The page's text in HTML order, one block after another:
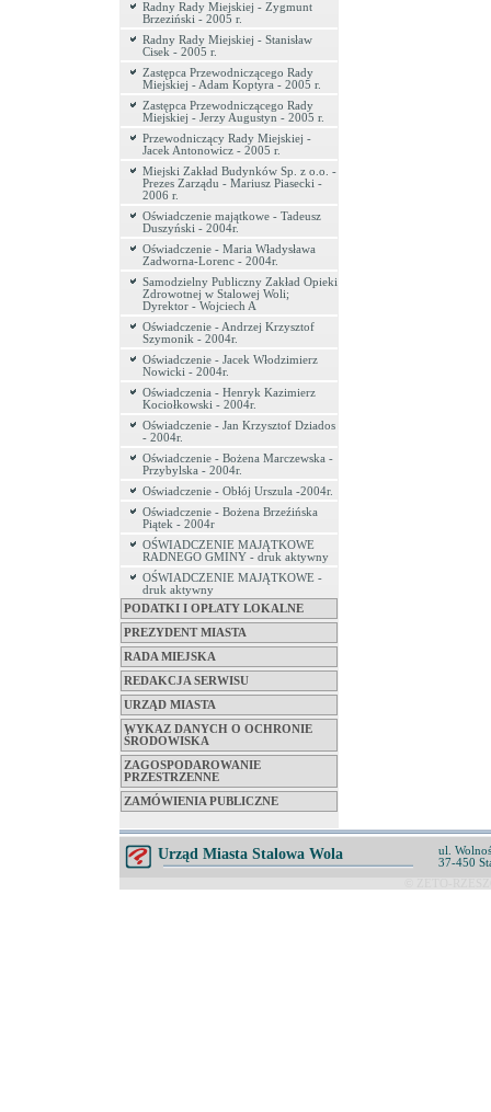
Radny Rady Miejskiej - Zygmunt
Brzeziński - 2005 r.
Radny Rady Miejskiej - Stanisław
Cisek - 2005 r.
Zastępca Przewodniczącego Rady
Miejskiej - Adam Koptyra - 2005 r.
Zastępca Przewodniczącego Rady
Miejskiej - Jerzy Augustyn - 2005 r.
Przewodniczący Rady Miejskiej -
Jacek Antonowicz - 2005 r.
Miejski Zakład Budynków Sp. z o.o. -
Prezes Zarządu - Mariusz Piasecki -
2006 r.
Oświadczenie majątkowe - Tadeusz
Duszyński - 2004r.
Oświadczenie - Maria Władysława
Zadworna-Lorenc - 2004r.
Samodzielny Publiczny Zakład Opieki
Zdrowotnej w Stalowej Woli;
Dyrektor - Wojciech A
Oświadczenie - Andrzej Krzysztof
Szymonik - 2004r.
Oświadczenie - Jacek Włodzimierz
Nowicki - 2004r.
Oświadczenia - Henryk Kazimierz
Kociołkowski - 2004r.
Oświadczenie - Jan Krzysztof Dziados
- 2004r.
Oświadczenie - Bożena Marczewska -
Przybylska - 2004r.
Oświadczenie - Obłój Urszula -2004r.
Oświadczenie - Bożena Brzeźińska
Piątek - 2004r
OŚWIADCZENIE MAJĄTKOWE
RADNEGO GMINY - druk aktywny
OŚWIADCZENIE MAJĄTKOWE -
druk aktywny
PODATKI I OPŁATY LOKALNE
PREZYDENT MIASTA
RADA MIEJSKA
REDAKCJA SERWISU
URZĄD MIASTA
WYKAZ DANYCH O OCHRONIE
ŚRODOWISKA
ZAGOSPODAROWANIE
PRZESTRZENNE
ZAMÓWIENIA PUBLICZNE
Urząd Miasta Stalowa Wola
ul.
37-450